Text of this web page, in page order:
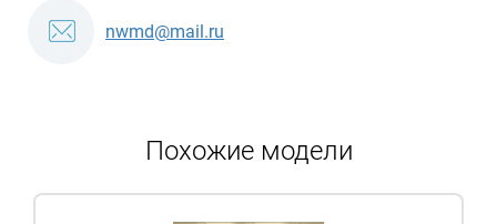
nwmd@mail.ru
Похожие модели